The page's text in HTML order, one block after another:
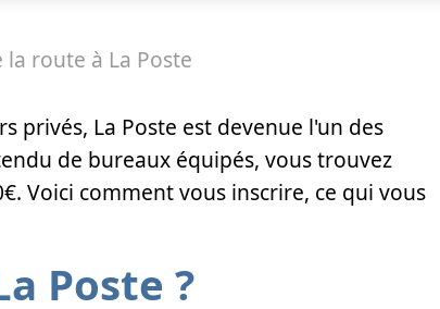
la route à La Poste
privés, La Poste est devenue l'un des
de bureaux équipés, vous trouvez
Voici comment vous inscrire, ce qui vous
Poste ?